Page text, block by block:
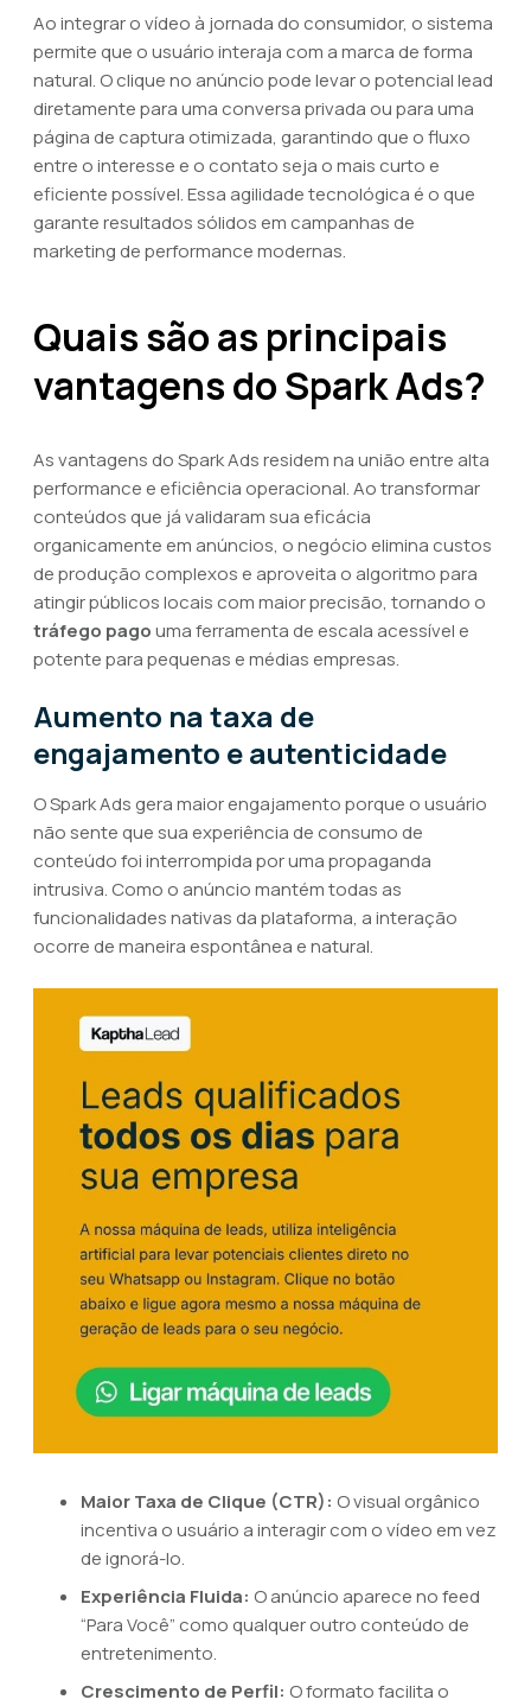
Ao integrar o vídeo à jornada do consumidor, o sistema
permite que o usuário interaja com a marca de forma
natural. O clique no anúncio pode levar o potencial lead
diretamente para uma conversa privada ou para uma
página de captura otimizada, garantindo que o fluxo
entre o interesse e o contato seja o mais curto e
eficiente possível. Essa agilidade tecnológica é o que
garante resultados sólidos em campanhas de
marketing de performance modernas.
Quais são as principais
vantagens do Spark Ads?
As vantagens do Spark Ads residem na união entre alta
performance e eficiência operacional. Ao transformar
conteúdos que já validaram sua eficácia
organicamente em anúncios, o negócio elimina custos
de produção complexos e aproveita o algoritmo para
atingir públicos locais com maior precisão, tornando o
tráfego pagouma ferramenta de escala acessível e
potente para pequenas e médias empresas.
Aumento na taxa de
engajamento e autenticidade
O Spark Ads gera maior engajamento porque o usuário
não sente que sua experiência de consumo de
conteúdo foi interrompida por uma propaganda
intrusiva. Como o anúncio mantém todas as
funcionalidades nativas da plataforma, a interação
ocorre de maneira espontânea e natural.
Maior Taxa de Clique (CTR): O visual orgânico
incentiva o usuário a interagir com o vídeo em vez
de ignorá-lo.
Experiência Fluida: O anúncio aparece no feed
“Para Você” como qualquer outro conteúdo de
entretenimento.
Crescimento de Perfil: O formato facilita o